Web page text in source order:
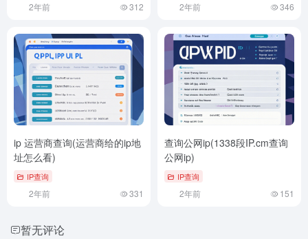
2年前 312 2年前 346
ip 运营商查询(运营商给的ip地
址怎么看)
IP查询
2年前 331
查询公网ip(1338段IP.cm查询
公网ip)
IP查询
2年前 151
暂无评论